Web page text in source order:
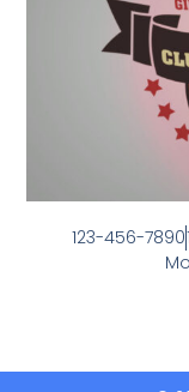
123-456-7890